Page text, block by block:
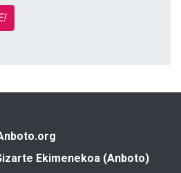
Ekimenekoa (Anboto)